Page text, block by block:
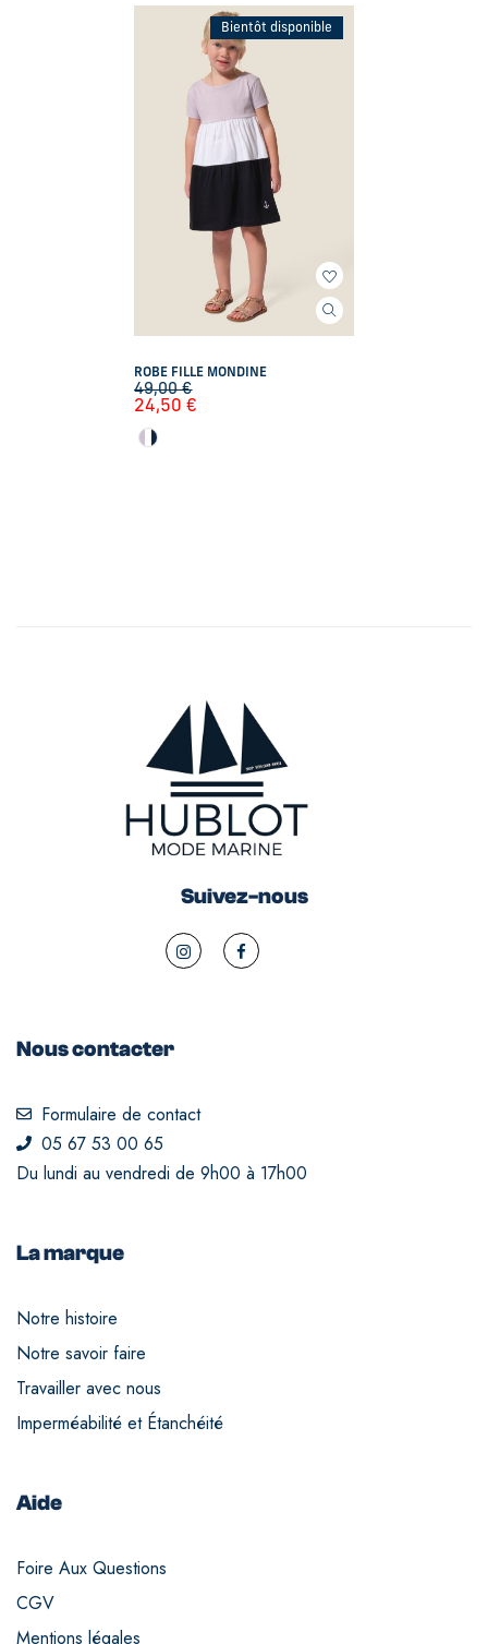
Bientôt disponible
ROBE FILLE MONDINE
49,00€
24,50€
Suivez-nous
Nous contacter
Formulaire de contact
05 67 53 00 65
Du lundi au vendredi de 9h00 à 17h00
La marque
Notre histoire
Notre savoir faire
Travailler avec nous
Imperméabilité et Étanchéité
Aide
Foire Aux Questions
CGV
Mentions légales